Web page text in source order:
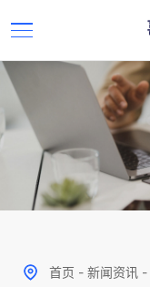
首页 - 新闻资讯 -